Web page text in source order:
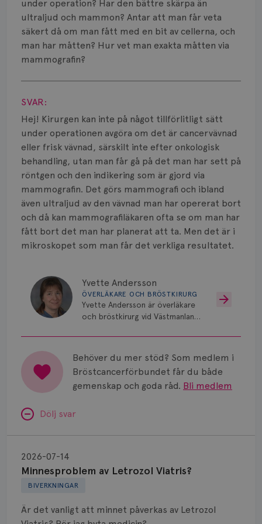
under operation? Har den bättre skärpa än
ultraljud och mammon? Antar att man får veta
säkert då om man fått med en bit av cellerna, och
man har måtten? Hur vet man exakta måtten via
mammografin?
Visa svar
SVAR:
Hej! Kirurgen kan inte på något tillförlitligt sätt
under operationen avgöra om det är cancervävnad
eller frisk vävnad, särskilt inte efter onkologisk
behandling, utan man får gå på det man har sett på
röntgen och den indikering som är gjord via
mammografin. Det görs mammografi och ibland
även ultraljud av den vävnad man har opererat bort
och då kan mammografiläkaren ofta se om man har
fått bort det man har planerat att ta. Men det är i
mikroskopet som man får det verkliga resultatet.
Yvette Andersson
ÖVERLÄKARE OCH BRÖSTKIRURG
Yvette Andersson är överläkare
och bröstkirurg vid Västmanlands
Behöver du mer stöd? Som medlem i
Bröstcancerförbundet får du både
gemenskap och goda råd. Bli medlem
Dölj svar
BIVERKNINGAR
Minnesproblem av Letrozol Viatris?
2026-07-14
Är det vanligt att minnet påverkas av Letrozol
Letrozol
Viatris?
Prognos
Risker
Spridd bröstcancer
Strålning
Vätska